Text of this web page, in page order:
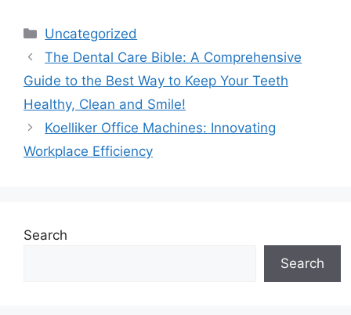
Categories
Uncategorized
The Dental Care Bible: A Comprehensive
Guide to the Best Way to Keep Your Teeth
Healthy, Clean and Smile!
Koelliker Office Machines: Innovating
Workplace Efficiency
Search
Search